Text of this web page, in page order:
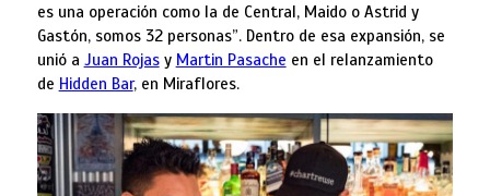
es una operación como la de Central, Maido o Astrid y
Gastón, somos 32 personas”. Dentro de esa expansión, se
unió a Juan Rojasy Martin Pasache en el relanzamiento
de Hidden Bar, en Miraflores.